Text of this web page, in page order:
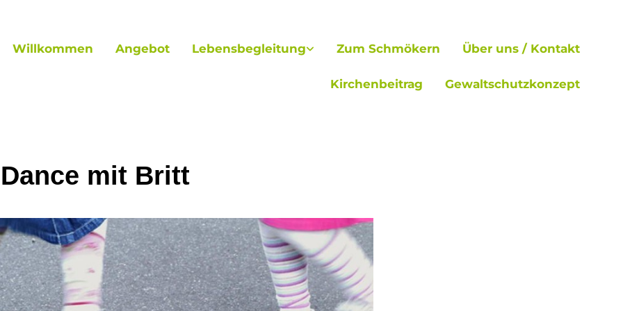
Willkommen Angebot Lebensbegleitung Zum Schmökern Über uns / Kontakt
Kirchenbeitrag Gewaltschutzkonzept
mit Britt